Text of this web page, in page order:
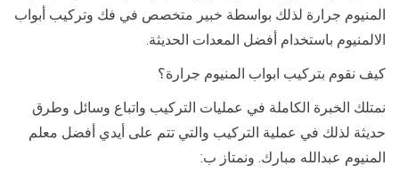
المنيوم جرارة لذلك بواسطة خبير متخصص في فك وتركيب أبواب
الالمنيوم باستخدام أفضل المعدات الحديثة.
كيف نقوم بتركيب ابواب المنيوم جرارة؟
نمتلك الخبرة الكاملة في عمليات التركيب واتباع وسائل وطرق
حديثة لذلك في عملية التركيب والتي تتم على أيدي أفضل معلم
المنيوم عبدالله مبارك. ونمتاز ب: